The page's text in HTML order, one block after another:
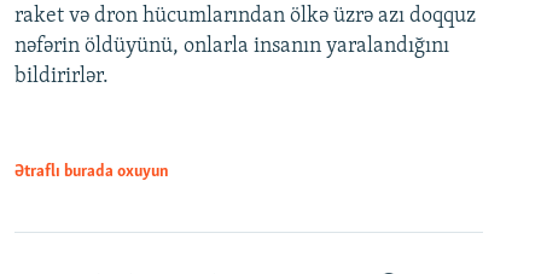
raket və dron hücumlarından ölkə üzrə azı doqquz
nəfərin öldüyünü, onlarla insanın yaralandığını
bildirirlər.
Ətraflı burada oxuyun